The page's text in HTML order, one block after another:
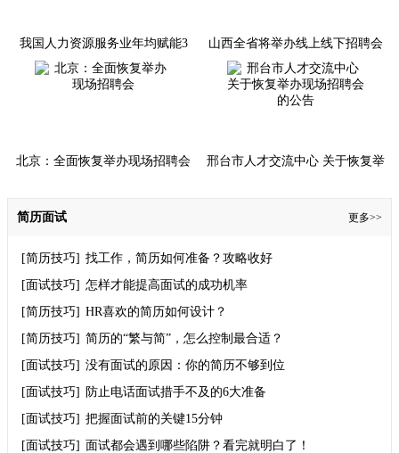
我国人力资源服务业年均赋能3
亿人次就业择业
山西全省将举办线上线下招聘会
1800多场次
北京：全面恢复举办现场招聘会 邢台市人才交流中心 关于恢复举
简历面试 更多>>
[简历技巧] 找工作，简历如何准备？攻略收好
[面试技巧] 怎样才能提高面试的成功机率
[简历技巧] HR喜欢的简历如何设计？
[简历技巧] 简历的“繁与简”，怎么控制最合适？
[面试技巧] 没有面试的原因：你的简历不够到位
[面试技巧]
防止电话面试措手不及的6大准备
[面试技巧] 把握面试前的关键15分钟
[面试技巧] 面试都会遇到哪些陷阱？看完就明白了！